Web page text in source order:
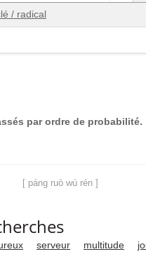
& Flashcards
/ radical
par ordre de probabilité.
[ páng ruò wú rén ]
serveur multitude